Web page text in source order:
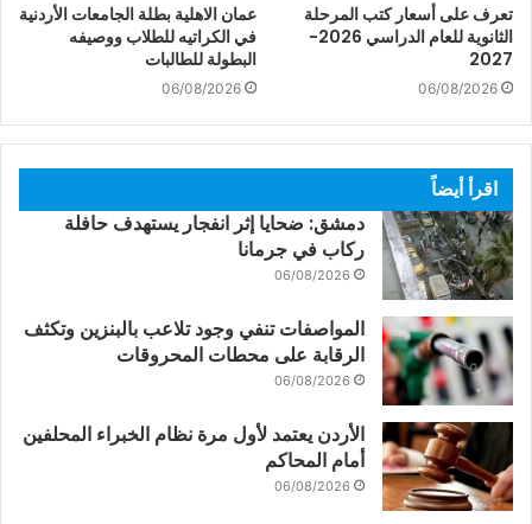
تعرف على أسعار كتب المرحلة
الثانوية للعام الدراسي 2026-
2027
06/08/2026
عمان الاهلية بطلة الجامعات الأردنية
في الكراتيه للطلاب ووصيفه
البطولة للطالبات
06/08/2026
اقرأ أيضاً
دمشق: ضحايا إثر انفجار يستهدف حافلة
ركاب في جرمانا
06/08/2026
المواصفات تنفي وجود تلاعب بالبنزين وتكثف
الرقابة على محطات المحروقات
06/08/2026
الأردن يعتمد لأول مرة نظام الخبراء المحلفين
أمام المحاكم
06/08/2026